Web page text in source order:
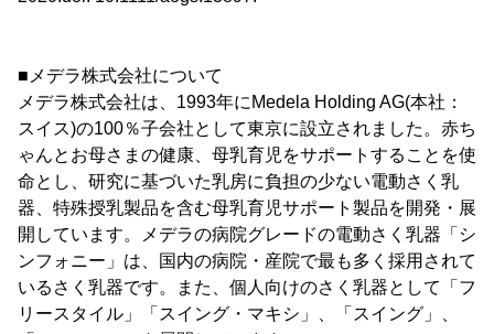
■メデラ株式会社について
メデラ株式会社は、1993年にMedela Holding AG(本社：
スイス)の100％子会社として東京に設立されました。赤ち
ゃんとお母さまの健康、母乳育児をサポートすることを使
命とし、研究に基づいた乳房に負担の少ない電動さく乳
器、特殊授乳製品を含む母乳育児サポート製品を開発・展
開しています。メデラの病院グレードの電動さく乳器「シ
ンフォニー」は、国内の病院・産院で最も多く採用されて
いるさく乳器です。また、個人向けのさく乳器として「フ
リースタイル」「スイング・マキシ」、「スイング」、